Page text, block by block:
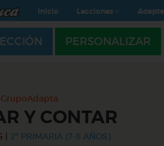
Inicio Lecciones Adapta
PERSONALIZAR
Y CONTAR
2º PRIMARIA (7-8 AÑOS)